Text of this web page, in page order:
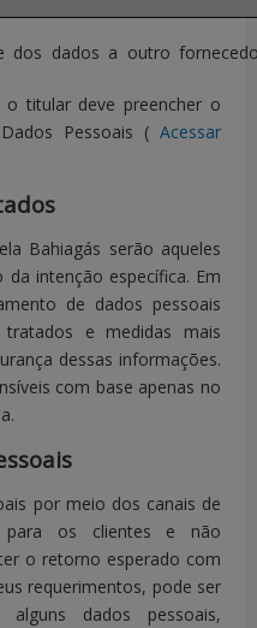
dos dados a outro
autoridade nacional,
dos dados pessoais
do titular.
das entidades públicas e
realizou o uso compartilhado
sobre a possibilidade
e sobre as consequências da
consentimento.
revisão de decisões
o titular deve preencher o
Pessoais ( Acessar
Bahiagás serão aqueles
intenção específica. Em
de dados pessoais
tratados e medidas mais
dessas informações.
com base apenas no
por meio dos canais de
para os clientes e não
o retorno esperado com
requerimentos, pode ser
dados pessoais,